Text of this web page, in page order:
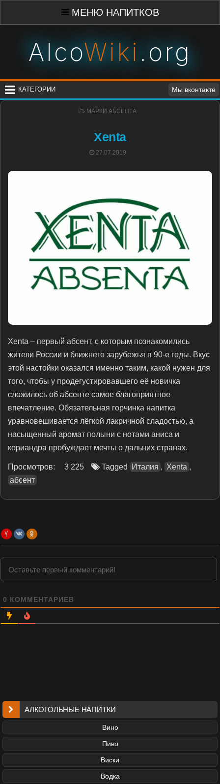
content
МЕНЮ НАПИТКОВ
AlcoWiki .org
КАТЕГОРИИ Мы вконтакте
POSTED
МАРКИ АБСЕНТА
Xenta
POSTED
27.07.2019
Xenta – первый абсент, с которым познакомились
жители России и ближнего зарубежья в 90-е годы. Вкус
этой настойки оказался именно таким, какой нужен для
того, чтобы у продегустировавшего её новичка
сложилось об абсенте самое благоприятное
впечатление. Обязательная горчинка напитка
уравновешивается лёгкой лакричной сладостью, а
насыщенный аромат полыни с нотами аниса и
кориандра пробуждает мечты о дальних странах.
Просмотров: 3 225 Tagged Италия , Xenta ,
абсент
0 КОММЕНТАРИЕВ
АЛКОГОЛЬНЫЕ НАПИТКИ
Вино
Пиво
Виски
Водка